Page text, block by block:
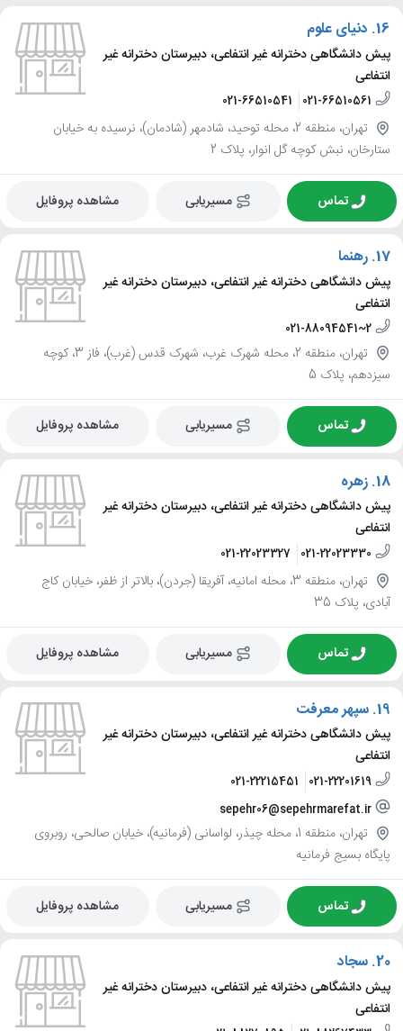
16. دنیای علوم
پیش دانشگاهی دخترانه غیر انتفاعی، دبیرستان دخترانه غیر
انتفاعی
021-66510561
021-66510541
تهران، منطقه 2، محله توحید، شادمهر (شادمان)، نرسیده به خیابان
ستارخان، نبش کوچه گل انوار، پلاک 2
تماس مسیریابی مشاهده پروفایل
17. رهنما
پیش دانشگاهی دخترانه غیر انتفاعی، دبیرستان دخترانه غیر
انتفاعی
021-88094541~2
تهران، منطقه 2، محله شهرک غرب، شهرک قدس (غرب)، فاز 3، کوچه
سیزدهم، پلاک 5
تماس مسیریابی مشاهده پروفایل
18. زهره
پیش دانشگاهی دخترانه غیر انتفاعی، دبیرستان دخترانه غیر
انتفاعی
021-22023330
021-22023327
تهران، منطقه 3، محله امانیه، آفریقا (جردن)، بالاتر از ظفر، خیابان کاج
آبادی، پلاک 35
تماس مسیریابی مشاهده پروفایل
19. سپهر معرفت
پیش دانشگاهی دخترانه غیر انتفاعی، دبیرستان دخترانه غیر
انتفاعی
021-22201619
021-22215451
sepehr06@sepehrmarefat.ir
تهران، منطقه 1، محله چیذر، لواسانی (فرمانیه)، خیابان صالحی، روبروی
پایگاه بسیج فرمانیه
تماس مسیریابی مشاهده پروفایل
20. سجاد
پیش دانشگاهی دخترانه غیر انتفاعی، دبیرستان دخترانه غیر
انتفاعی